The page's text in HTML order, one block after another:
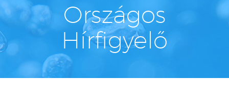
Országos
Hírfigyelő